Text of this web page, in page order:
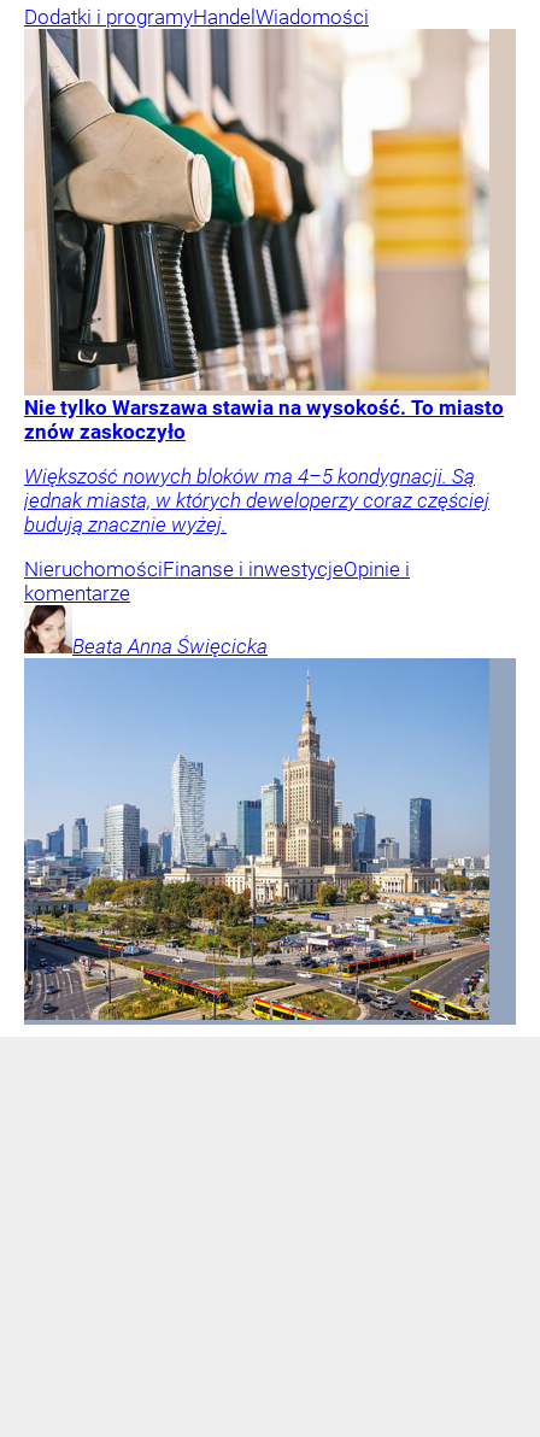
Dodatki i programyHandel Wiadomości
Nie tylko Warszawa stawia na wysokość. To miasto
znów zaskoczyło
Większość nowych bloków ma 4–5 kondygnacji. Są
jednak miasta, w których deweloperzy coraz częściej
budują znacznie wyżej.
NieruchomościFinanse i inwestycjeOpinie i
komentarze
Beata Anna Święcicka